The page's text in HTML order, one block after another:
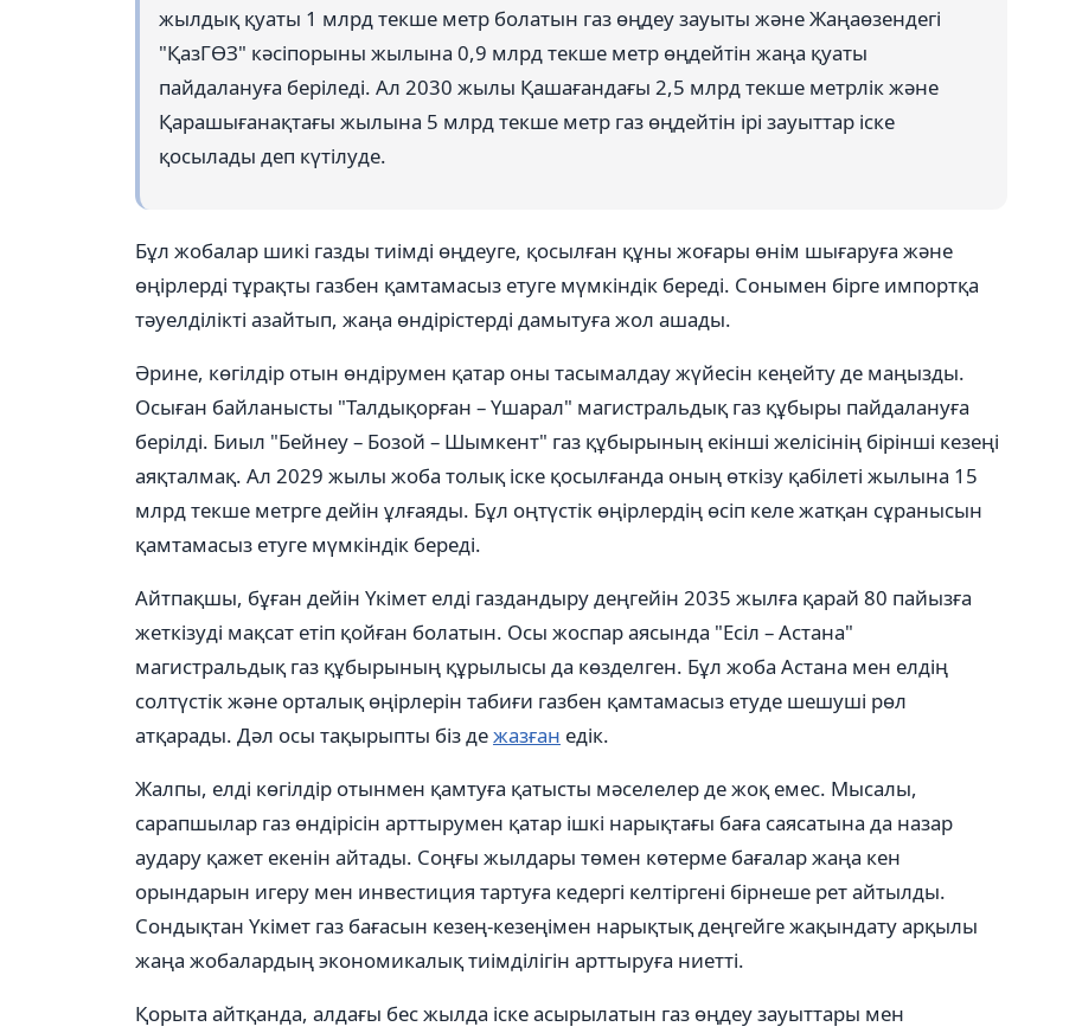
жылдық қуаты 1 млрд текше метр болатын газ өңдеу зауыты және Жаңаөзендегі
"ҚазГӨЗ" кәсіпорыны жылына 0,9 млрд текше метр өңдейтін жаңа қуаты
пайдалануға беріледі. Ал 2030 жылы Қашағандағы 2,5 млрд текше метрлік және
Қарашығанақтағы жылына 5 млрд текше метр газ өңдейтін ірі зауыттар іске
қосылады деп күтілуде.
Бұл жобалар шикі газды тиімді өңдеуге, қосылған құны жоғары өнім шығаруға және
өңірлерді тұрақты газбен қамтамасыз етуге мүмкіндік береді. Сонымен бірге импортқа
тәуелділікті азайтып, жаңа өндірістерді дамытуға жол ашады.
Әрине, көгілдір отын өндірумен қатар оны тасымалдау жүйесін кеңейту де маңызды.
Осыған байланысты "Талдықорған – Үшарал" магистральдық газ құбыры пайдалануға
берілді. Биыл "Бейнеу – Бозой – Шымкент" газ құбырының екінші желісінің бірінші кезеңі
аяқталмақ. Ал 2029 жылы жоба толық іске қосылғанда оның өткізу қабілеті жылына 15
млрд текше метрге дейін ұлғаяды. Бұл оңтүстік өңірлердің өсіп келе жатқан сұранысын
қамтамасыз етуге мүмкіндік береді.
Айтпақшы, бұған дейін Үкімет елді газдандыру деңгейін 2035 жылға қарай 80 пайызға
жеткізуді мақсат етіп қойған болатын. Осы жоспар аясында "Есіл – Астана"
магистральдық газ құбырының құрылысы да көзделген. Бұл жоба Астана мен елдің
солтүстік және орталық өңірлерін табиғи газбен қамтамасыз етуде шешуші рөл
атқарады. Дәл осы тақырыпты біз дежазған едік.
Жалпы, елді көгілдір отынмен қамтуға қатысты мәселелер де жоқ емес. Мысалы,
сарапшылар газ өндірісін арттырумен қатар ішкі нарықтағы баға саясатына да назар
аудару қажет екенін айтады. Соңғы жылдары төмен көтерме бағалар жаңа кен
орындарын игеру мен инвестиция тартуға кедергі келтіргені бірнеше рет айтылды.
Сондықтан Үкімет газ бағасын кезең-кезеңімен нарықтық деңгейге жақындату арқылы
жаңа жобалардың экономикалық тиімділігін арттыруға ниетті.
Қорыта айтқанда, алдағы бес жылда іске асырылатын газ өңдеу зауыттары мен